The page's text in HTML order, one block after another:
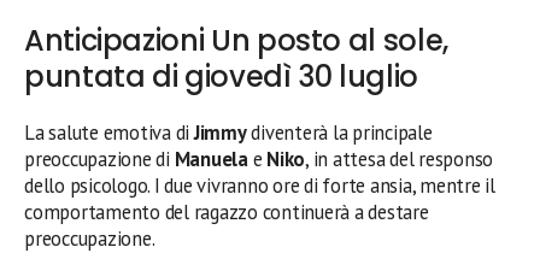
Anticipazioni Un posto al sole,
puntata di giovedì 30 luglio
La salute emotiva diJimmydiventerà la principale
preoccupazione di Manuelae Niko, in attesa del responso
dello psicologo. I due vivranno ore di forte ansia, mentre il
comportamento del ragazzo continuerà a destare
preoccupazione.